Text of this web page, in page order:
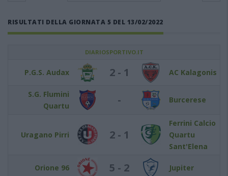
RISULTATI DELLA GIORNATA 5 DEL 13/02/2022
DIARIOSPORTIVO.IT
P.G.S. Audax 2 - 1 AC Kalagonis
S.G. Flumini
Quartu
- Burcerese
Uragano Pirri 2 - 1
Ferrini Calcio
Quartu
Sant'Elena
Orione 96 5 - 2 Jupiter